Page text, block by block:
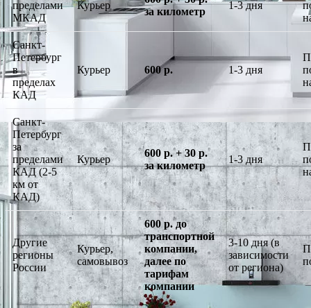
пределами
МКАД
Курьер
за километр
1-3 дня
Санкт-
Петербург
в
пределах
КАД
Курьер 600 р. 1-3 дня
Санкт-
Петербург
за
пределами
КАД (2-5
км от
КАД)
Курьер
600 р. + 30 р.
за километр
1-3 дня
Другие
регионы
России
Курьер,
самовывоз
600 р. до
транспортной
компании,
далее по
тарифам
компании
3-10 дня (в
зависимости
от региона)